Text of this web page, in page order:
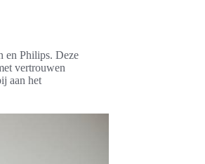
en Philips. Deze
vertrouwen
aan het